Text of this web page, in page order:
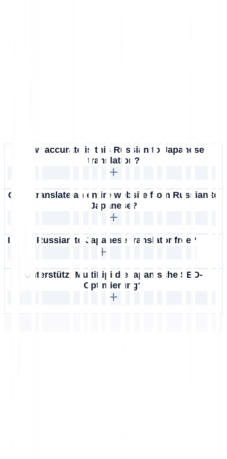
How accurate is this Russian to Japanese
translation?
Can I translate an entire website from Russian to
Japanese?
Is this Russian to Japanese translator free?
Unterstützt MultiLipi die japanische SEO-
Optimierung?